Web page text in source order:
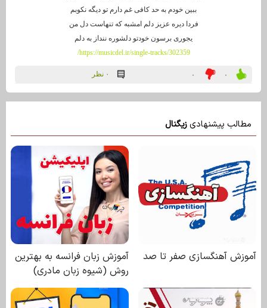
ﺑﺒﻴﻦ ﺧﻮدم ﺑﻪ ﺣﺪ ﻛﺎﻓﻰ ﻏﻢ دارم ﺗﻮ دﻳﮕﻪ ﻧﻜﻮﺑﻢ
ﻓﺮدا دﻳﺮه ﻋﺰﻳﺰ دﻟﻢ اﻣﺸﺒﻪ ﻛﻪ ﺗﻨﻬﺎﺳﺖ دل ﻣﻦ
ﻳﺠﻮری ﺑﺮﺳﻮن ﺧﻮدﺗﻮ دﻟﺸﻮره ﻧﻨﺪاز ﺑﻪ دﻟﻢ
https://musicdel.ir/single-tracks/302359/